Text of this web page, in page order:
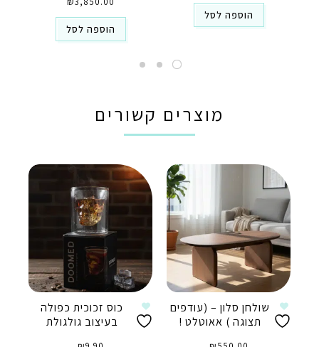
הוספה לסל
הוספה לסל
מוצרים קשורים
שולחן סלון – (עודפים
תצוגה ) אאוטלט !
כוס זכוכית כפולה
בעיצוב גולגולת